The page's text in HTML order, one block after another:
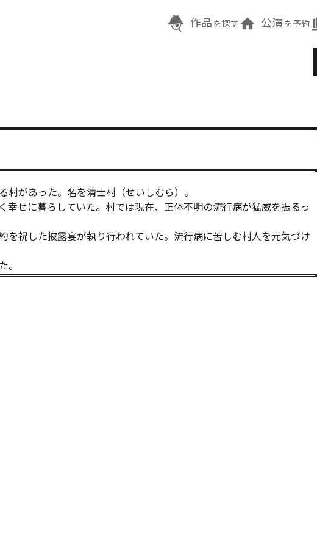
作品 を探す 公演 を予約
があった。名を清士村（せいしむら）。
せに暮らしていた。村では現在、正体不明の流行病が猛威を振るっ
祝した披露宴が執り行われていた。流行病に苦しむ村人を元気づけ
。